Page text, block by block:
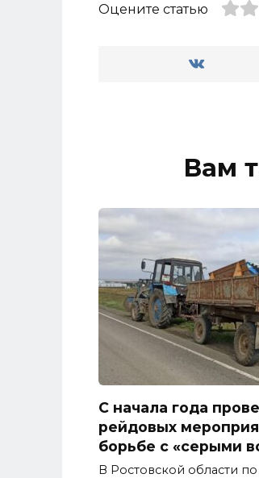
Оцените статью
Вам
С начала года
рейдовых
борьбе с «серыми
В Ростовской области